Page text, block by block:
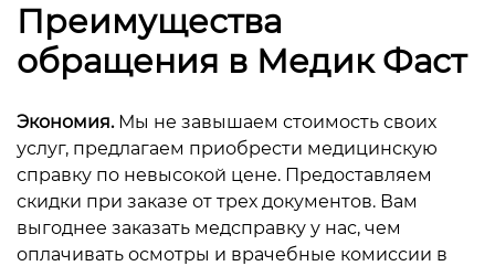
Преимущества
обращения в Медик Фаст
Экономия.Мы не завышаем стоимость своих
услуг, предлагаем приобрести медицинскую
справку по невысокой цене. Предоставляем
скидки при заказе от трех документов. Вам
выгоднее заказать медсправку у нас, чем
оплачивать осмотры и врачебные комиссии в